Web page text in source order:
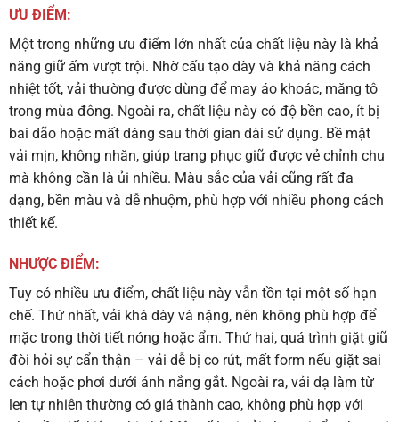
ƯU ĐIỂM:
Một trong những ưu điểm lớn nhất của chất liệu này là khả
năng giữ ấm vượt trội. Nhờ cấu tạo dày và khả năng cách
nhiệt tốt, vải thường được dùng để may áo khoác, măng tô
trong mùa đông. Ngoài ra, chất liệu này có độ bền cao, ít bị
bai dão hoặc mất dáng sau thời gian dài sử dụng. Bề mặt
vải mịn, không nhăn, giúp trang phục giữ được vẻ chỉnh chu
mà không cần là ủi nhiều. Màu sắc của vải cũng rất đa
dạng, bền màu và dễ nhuộm, phù hợp với nhiều phong cách
thiết kế.
NHƯỢC ĐIỂM:
Tuy có nhiều ưu điểm, chất liệu này vẫn tồn tại một số hạn
chế. Thứ nhất, vải khá dày và nặng, nên không phù hợp để
mặc trong thời tiết nóng hoặc ẩm. Thứ hai, quá trình giặt giũ
đòi hỏi sự cẩn thận – vải dễ bị co rút, mất form nếu giặt sai
cách hoặc phơi dưới ánh nắng gắt. Ngoài ra, vải dạ làm từ
len tự nhiên thường có giá thành cao, không phù hợp với